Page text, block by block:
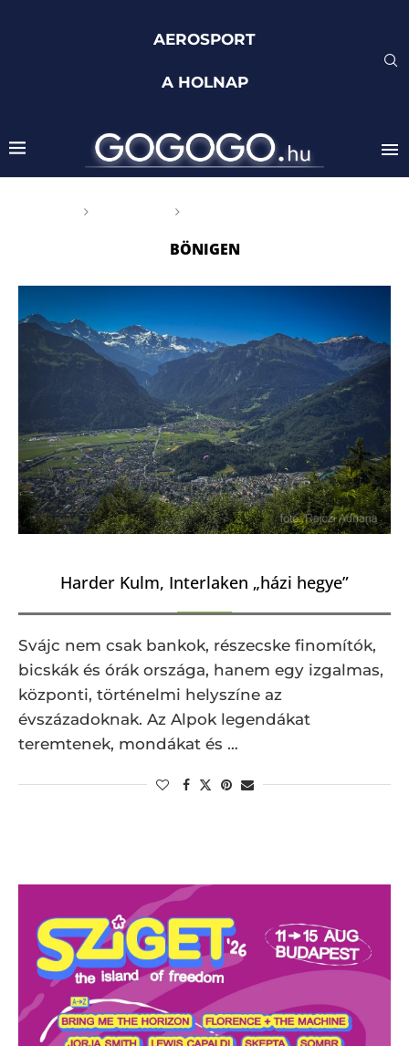
AEROSPORT
A HOLNAP
BÖNIGEN
Harder Kulm, Interlaken „házi hegye”
Svájc nem csak bankok, részecske finomítók,
bicskák és órák országa, hanem egy izgalmas,
központi, történelmi helyszíne az
évszázadoknak. Az Alpok legendákat
teremtenek, mondákat és …